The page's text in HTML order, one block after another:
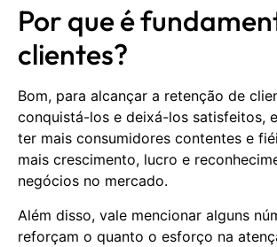
Por que é
clientes?
Bom, para alcançar a retenção de
conquistá-los e deixá-los satisfeitos,
ter mais consumidores contentes e
mais crescimento, lucro e
negócios no mercado.
Além disso, vale mencionar alguns
reforçam o quanto o esforço na